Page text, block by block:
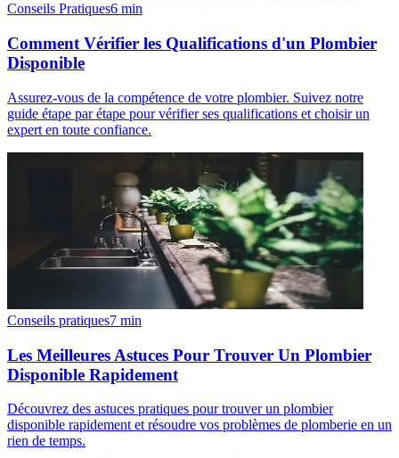
Conseils Pratiques6 min
Comment Vérifier les Qualifications d'un Plombier
Disponible
Assurez-vous de la compétence de votre plombier. Suivez notre
guide étape par étape pour vérifier ses qualifications et choisir un
expert en toute confiance.
Conseils pratiques7 min
Les Meilleures Astuces Pour Trouver Un Plombier
Disponible Rapidement
Découvrez des astuces pratiques pour trouver un plombier
disponible rapidement et résoudre vos problèmes de plomberie en un
rien de temps.